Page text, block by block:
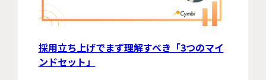
採用立ち上げでまず理解すべき「3つのマイ
ンドセット」